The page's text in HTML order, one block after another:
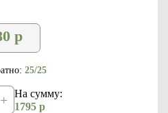
р
25/25
+
На сумму:
1795 р